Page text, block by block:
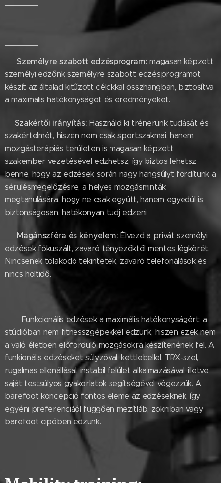
Személyre szabott edzésprogram: magasan képzett
személyi edzőnk személyre szabott edzésprogramot
készít az általad kitűzött célokkal összhangban, biztosítva
a maximális hatékonyságot és eredményeket.
Szakértői irányítás: Használd ki trénerünk tudását és
szakértelmét, hiszen nem csak sportszakmai, hanem
mozgásterápiás területen is magasan képzett
szakember vezetésével edzhetsz, így biztos lehetsz
benne, hogy az edzések során nagy hangsúlyt fordítunk a
sérülésmegelőzésre, a helyes mozgásminták
megtanulására, hogy ne csak együtt, hanem egyedül is
biztonságosan, hatékonyan tudj edzeni.
Magánszféra és kényelem: Élvezd a privát személyi
edzések fókuszált, zavaró tényezőktől mentes légkörét.
Nincsenek tolakodó tekintetek, zavaró telefonálások és
nincs holtidő.
⚪ Funkcionális edzések a maximális hatékonyságért: a
stúdióban nem fitnesszgépekkel edzünk, hiszen ezek nem
a való életben előforduló mozgásokra készítenének fel. A
funkionális edzéseket súlyzóval, kettlebellel, TRX-szel,
rugalmas ellenállásal, instabil felület alkalmazásával, illetve
saját testsúlyos gyakorlatok segítségével végezzük. A
barefoot koncepció fontos eleme az edzéseknek, így
egyéni preferenciáól függően mezítláb, zokniban vagy
barefoot cipőben edzünk.